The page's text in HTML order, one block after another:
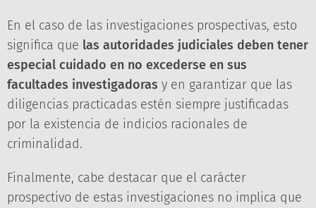
En el caso de las investigaciones prospectivas, esto
significa que las autoridades judiciales deben tener
especial cuidado en no excederse en sus
facultades investigadoras y en garantizar que las
diligencias practicadas estén siempre justificadas
por la existencia de indicios racionales de
criminalidad.
Finalmente, cabe destacar que el carácter
prospectivo de estas investigaciones no implica que